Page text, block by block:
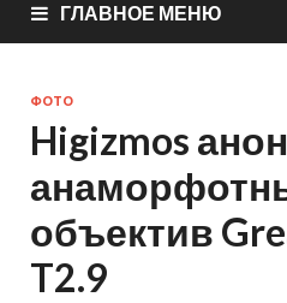
ГЛАВНОЕ МЕНЮ
ФОТО
Higizmos
объектив
T2.9